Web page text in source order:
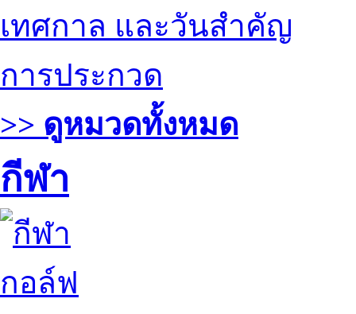
เทศกาล และวันสำคัญ
การประกวด
>> ดูหมวดทั้งหมด
กีฬา
กอล์ฟ